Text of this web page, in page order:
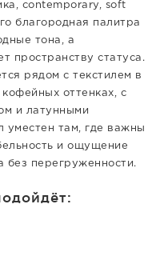
contemporary, soft
благородная палитра
тона, а
пространству статуса.
рядом с текстилем в
оттенках, с
и латунными
уместен там, где важны
и ощущение
без перегруженности.